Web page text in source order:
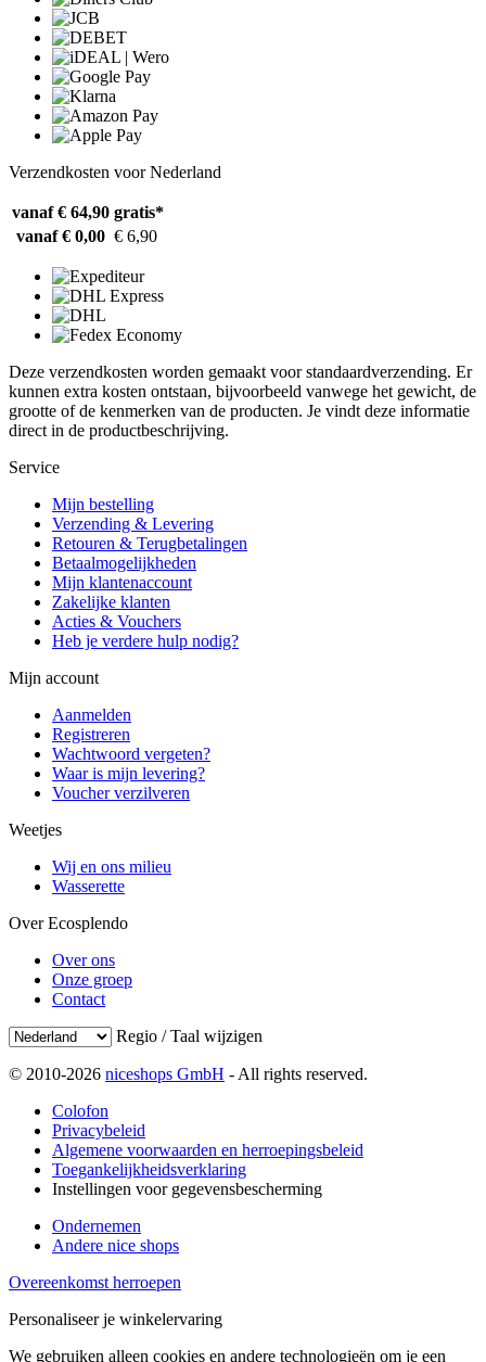
Verzendkosten voor Nederland
vanaf € 64,90 gratis*
vanaf € 0,00 € 6,90
Deze verzendkosten worden gemaakt voor standaardverzending. Er
kunnen extra kosten ontstaan, bijvoorbeeld vanwege het gewicht, de
grootte of de kenmerken van de producten. Je vindt deze informatie
direct in de productbeschrijving.
Service
Mijn bestelling
Verzending & Levering
Retouren & Terugbetalingen
Betaalmogelijkheden
Mijn klantenaccount
Zakelijke klanten
Acties & Vouchers
Heb je verdere hulp nodig?
Mijn account
Aanmelden
Registreren
Wachtwoord vergeten?
Waar is mijn levering?
Voucher verzilveren
Weetjes
Wij en ons milieu
Wasserette
Over Ecosplendo
Over ons
Onze groep
Contact
Regio / Taal wijzigen
© 2010-2026 niceshops GmbH - All rights reserved.
Colofon
Privacybeleid
Algemene voorwaarden en herroepingsbeleid
Toegankelijkheidsverklaring
Instellingen voor gegevensbescherming
Ondernemen
Andere nice shops
Overeenkomst herroepen
Personaliseer je winkelervaring
We gebruiken alleen cookies en andere technologieën om je een